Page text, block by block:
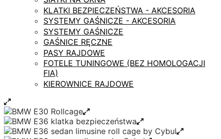
KLATKI BEZPIECZEŃSTWA - AKCESORIA
SYSTEMY GAŚNICZE - AKCESORIA
SYSTEMY GAŚNICZE
GAŚNICE RĘCZNE
PASY RAJDOWE
FOTELE TUNINGOWE (BEZ HOMOLOGACJI
FIA)
KIEROWNICE RAJDOWE